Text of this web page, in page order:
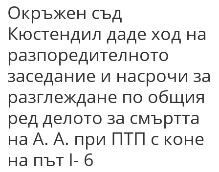
Окръжен съд
Кюстендил даде ход на
разпоредителното
заседание и насрочи за
разглеждане по общия
ред делото за смъртта
на А. А. при ПТП с коне
на път I- 6